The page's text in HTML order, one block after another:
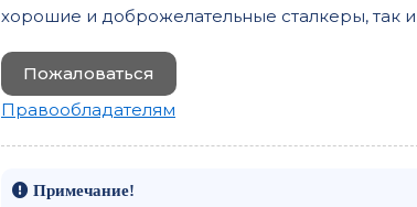
016-chast-05-05
017-chast-05-06
хорошие и доброжелательные сталкеры, так
Пожаловаться
Правообладателям
Примечание!